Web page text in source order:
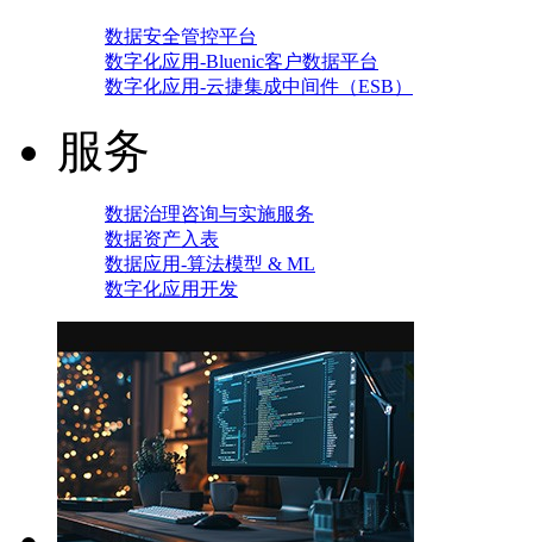
数据安全管控平台
数字化应用-Bluenic客户数据平台
数字化应用-云捷集成中间件（ESB）
服务
数据治理咨询与实施服务
数据资产入表
数据应用-算法模型 & ML
数字化应用开发